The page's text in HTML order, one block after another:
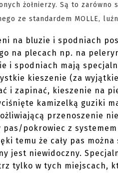
żołnierzy. Są to
ze standardem MOLLE,
na bluzie i spodniach
na plecach np. na
i spodniach mają
kieszenie (za
i zapinać, kieszenie na
kamizelką guziki
przenoszenie
pokrowiec z
temu że cały pas
jest niewidoczny.
tylko w tych miejscach,